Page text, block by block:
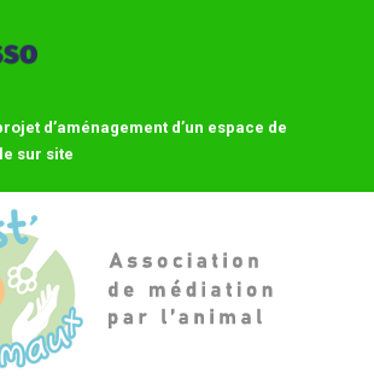
d’aménagement d’un espace de
sur site